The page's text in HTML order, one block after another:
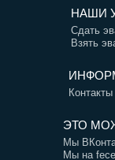
НАШИ
Сдать
Взять
Контакты
ЭТО
Мы
Мы на